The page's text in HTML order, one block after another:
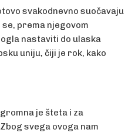
svakodnevno suočavaju
prema njegovom
nastaviti do ulaska
uniju, čiji je rok, kako
je šteta i za
svega ovoga nam